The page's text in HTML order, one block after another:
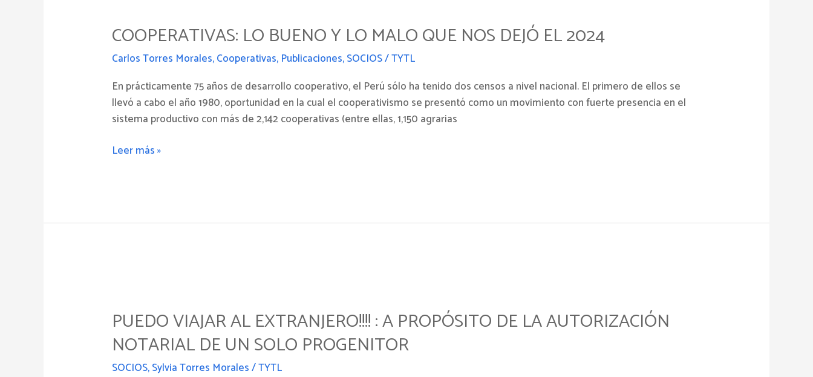
COOPERATIVAS: LO BUENO Y LO MALO QUE NOS DEJÓ EL 2024
Carlos Torres Morales,Cooperativas, Publicaciones,SOCIOS/TYTL
En prácticamente 75 años de desarrollo cooperativo, el Perú sólo ha tenido dos censos a nivel nacional. El primero de ellos se
llevó a cabo el año 1980, oportunidad en la cual el cooperativismo se presentó como un movimiento con fuerte presencia en el
sistema productivo con más de 2,142 cooperativas (entre ellas, 1,150 agrarias
bueno
lo
malo
que
nos
el
Leer más »
PUEDO VIAJAR AL EXTRANJERO!!!! : A PROPÓSITO DE LA AUTORIZACIÓN
NOTARIAL DE UN SOLO PROGENITOR
SOCIOS,Sylvia Torres Morales/TYTL
AL
EXTRANJERO!!!!
A